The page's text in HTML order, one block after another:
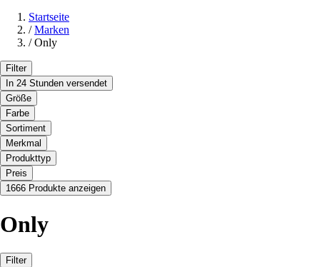
Startseite
/ Marken
/ Only
Filter
In 24 Stunden versendet
Größe
Farbe
Sortiment
Merkmal
Produkttyp
Preis
1666 Produkte anzeigen
Only
Filter